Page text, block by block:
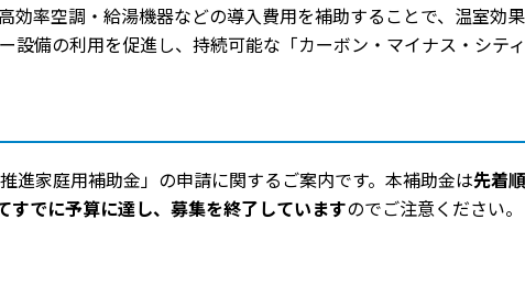
効率空調・給湯機器などの導入費用を補助することで、温室効
設備の利用を促進し、持続可能な「カーボン・マイナス・シテ
進家庭用補助金」の申請に関するご案内です。本補助金は先着順
でに予算に達し、募集を終了していますのでご注意ください。